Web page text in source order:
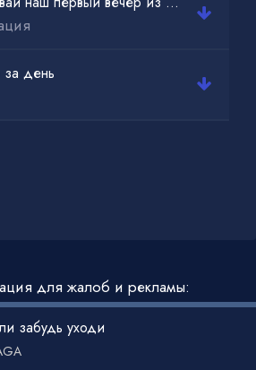
день
для жалоб и рекламы:
забудь уходи